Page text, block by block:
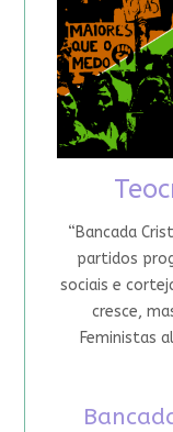
“Bancada
partidos
sociais e
cresce,
Feministas